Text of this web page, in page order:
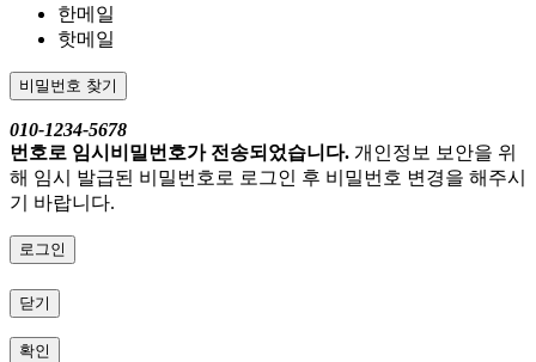
한메일
핫메일
비밀번호 찾기
010-1234-5678
번호로 임시비밀번호가 전송되었습니다. 개인정보 보안을 위
해 임시 발급된 비밀번호로 로그인 후 비밀번호 변경을 해주시
기 바랍니다.
로그인
닫기
확인